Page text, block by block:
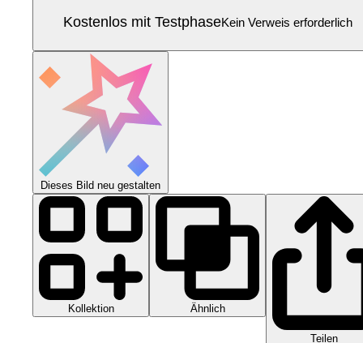
Kostenlos mit TestphaseKein Verweis erforderlich
Dieses Bild neu gestalten
Kollektion Ähnlich
Teilen